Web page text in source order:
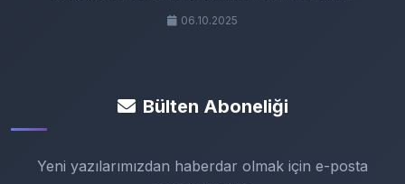
06.10.2025
Bülten Aboneliği
Yeni yazılarımızdan haberdar olmak için e-posta